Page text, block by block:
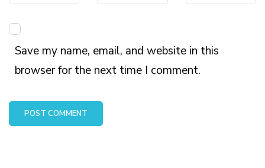
Save my name, email, and website in this
browser for the next time I comment.